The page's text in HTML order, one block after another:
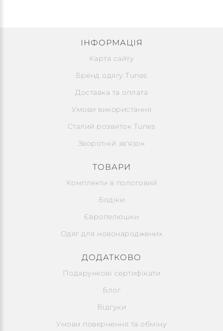
ІНФОРМАЦІЯ
Карта сайту
Бренд одягу Tunes
Доставка та оплата
Умови використання
Сталий розвиток Tunes
Зворотній зв'язок
ТОВАРИ
Комплекти в пологовий
Бодіки
Європелюшки
Одяг для новонароджених
ДОДАТКОВО
Подарункові сертифікати
Блог
Відгуки
Умови повернення та обміну